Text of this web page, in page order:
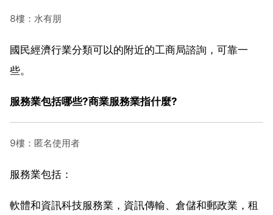
8樓：水有朋
國民經濟行業分類可以的附近的工商局諮詢，可靠一
些。
服務業包括哪些?商業服務業指什麼?
9樓：匿名使用者
服務業包括：
軟體和資訊科技服務業，資訊傳輸、倉儲和郵政業，租